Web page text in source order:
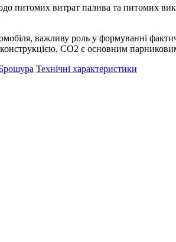
питомих витрат палива та питомих
важливу роль у формуванні
конструкцією. СО2 є основним
Технічні характеристики